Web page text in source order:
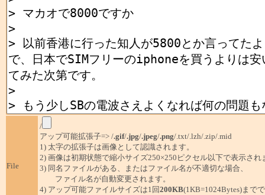
File
/
アップ可能拡張子=> /.gif/.jpg/.jpeg/.png/.txt/.lzh/.zip/.mid
1) 太字の拡張子は画像として認識されます。
2) 画像は初期状態で縮小サイズ250×250ピクセル以下で表示され
3) 同名ファイルがある、またはファイル名が不適切な場合、
ファイル名が自動変更されます。
4) アップ可能ファイルサイズは1回200KB(1KB=1024Bytes)まで